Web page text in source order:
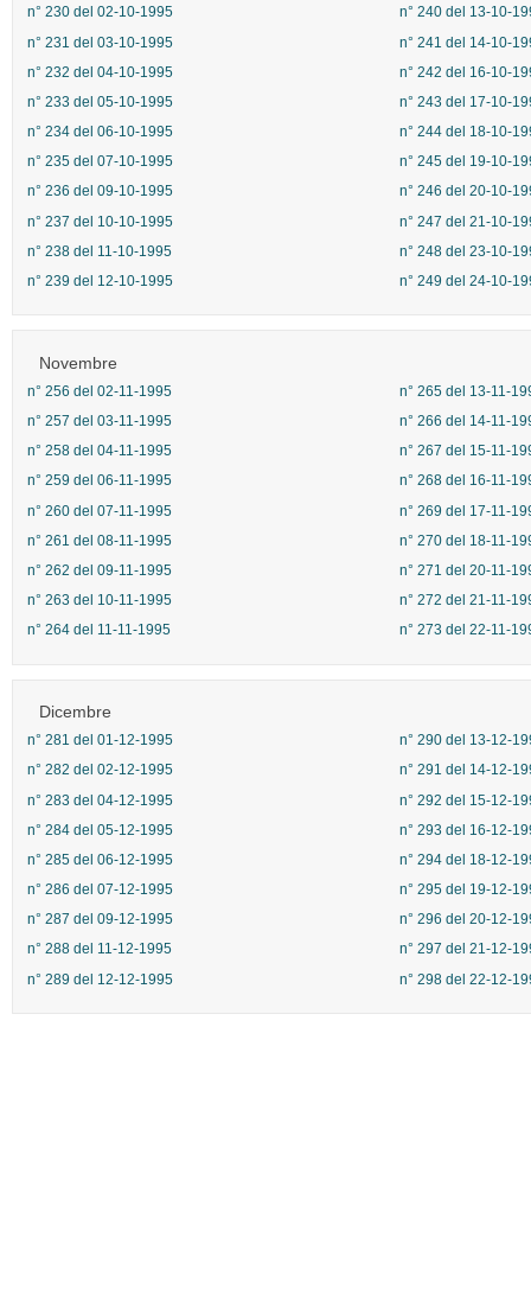
n° 230 del 02-10-1995
n° 231 del 03-10-1995
n° 232 del 04-10-1995
n° 233 del 05-10-1995
n° 234 del 06-10-1995
n° 235 del 07-10-1995
n° 236 del 09-10-1995
n° 237 del 10-10-1995
n° 238 del 11-10-1995
n° 239 del 12-10-1995
n° 240 del 13-10-
n° 241 del 14-10-
n° 242 del 16-10-
n° 243 del 17-10-
n° 244 del 18-10-
n° 245 del 19-10-
n° 246 del 20-10-
n° 247 del 21-10-
n° 248 del 23-10-
n° 249 del 24-10-
Novembre
n° 256 del 02-11-1995
n° 257 del 03-11-1995
n° 258 del 04-11-1995
n° 259 del 06-11-1995
n° 260 del 07-11-1995
n° 261 del 08-11-1995
n° 262 del 09-11-1995
n° 263 del 10-11-1995
n° 264 del 11-11-1995
n° 265 del 13-11-
n° 266 del 14-11-
n° 267 del 15-11-
n° 268 del 16-11-
n° 269 del 17-11-
n° 270 del 18-11-
n° 271 del 20-11-
n° 272 del 21-11-
n° 273 del 22-11-
Dicembre
n° 281 del 01-12-1995
n° 282 del 02-12-1995
n° 283 del 04-12-1995
n° 284 del 05-12-1995
n° 285 del 06-12-1995
n° 286 del 07-12-1995
n° 287 del 09-12-1995
n° 288 del 11-12-1995
n° 289 del 12-12-1995
n° 290 del 13-12-
n° 291 del 14-12-
n° 292 del 15-12-
n° 293 del 16-12-
n° 294 del 18-12-
n° 295 del 19-12-
n° 296 del 20-12-
n° 297 del 21-12-
n° 298 del 22-12-